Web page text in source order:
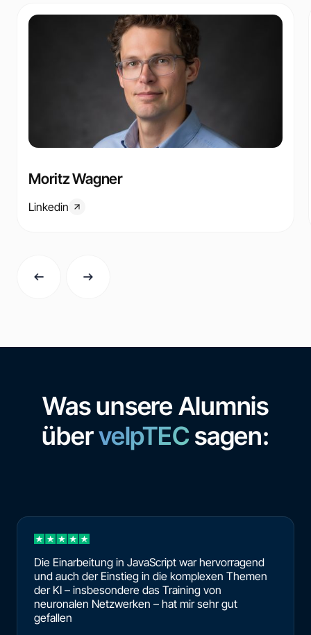
Moritz Wagner
Linkedin
Was unsere Alumnis
übervelpTEC sagen:
Die Einarbeitung in JavaScript war hervorragend
und auch der Einstieg in die komplexen Themen
der KI – insbesondere das Training von
neuronalen Netzwerken – hat mir sehr gut
gefallen